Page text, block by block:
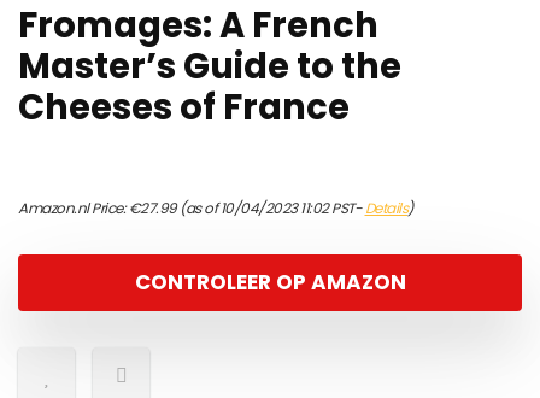
Fromages: A French
Master’s Guide to the
Cheeses of France
Amazon.nl Price:€27.99(as of 10/04/2023 11:02 PST-Details)
CONTROLEER OP AMAZON